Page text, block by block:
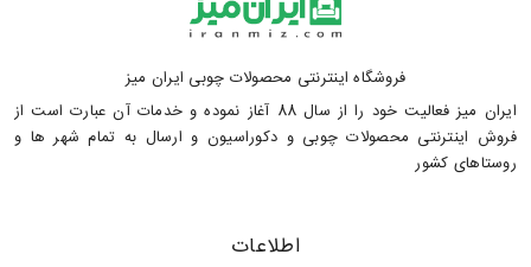
فروشگاه اینترنتی محصولات چوبی ایران میز
ایران میز فعالیت خود را از سال 88 آغاز نموده و خدمات آن عبارت است از
فروش اینترنتی محصولات چوبی و دکوراسیون و ارسال به تمام شهر ها و
روستاهای کشور
اطلاعات